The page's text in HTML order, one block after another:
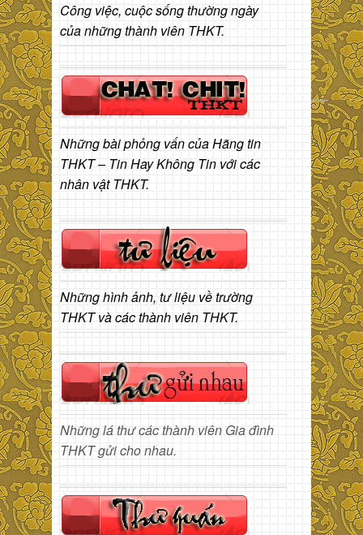
Công việc, cuộc sống thường ngày
của những thành viên THKT.
Những bài phỏng vấn của Hãng tin
THKT – Tin Hay Không Tin với các
nhân vật THKT.
Những hình ảnh, tư liệu về trường
THKT và các thành viên THKT.
Những lá thư các thành viên Gia đình
THKT gửi cho nhau.